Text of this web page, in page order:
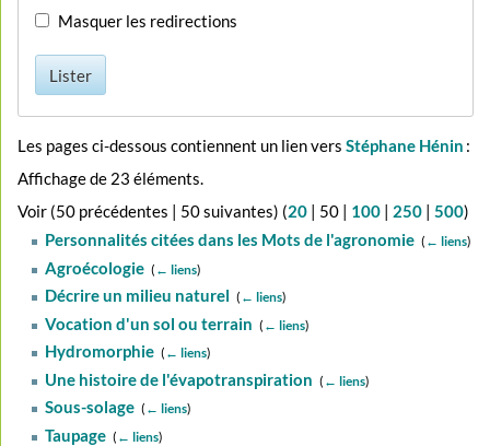
Masquer les redirections
Lister
Les pages ci-dessous contiennent un lien versStéphane Hénin :
Affichage de 23 éléments.
Voir (50 précédentes | 50 suivantes) (20 | 50 | 100 | 250 |500)
Personnalités citées dans les Mots de l'agronomie‎ ( ← liens)
Agroécologie‎ ( ← liens)
Décrire un milieu naturel ( ← liens)
Vocation d'un sol ou terrain ( ← liens)
Hydromorphie‎ ( ← liens)
Une histoire de l'évapotranspiration ( ← liens)
Sous-solage‎ ( ← liens)
Taupage‎ ( ← liens)